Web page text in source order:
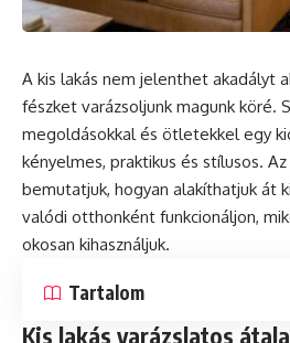
A kis lakás nem jelenthet akadályt
fészket varázsoljunk magunk köré.
megoldásokkal és ötletekkel egy
kényelmes, praktikus és stílusos.
bemutatjuk, hogyan alakíthatjuk át
valódi otthonként funkcionáljon,
okosan kihasználjuk.
Tartalom
Kis lakás varázslatos